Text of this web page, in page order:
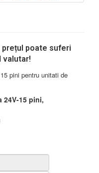
prețul poate suferi
valutar!
pini pentru unitati de
24V-15 pini,